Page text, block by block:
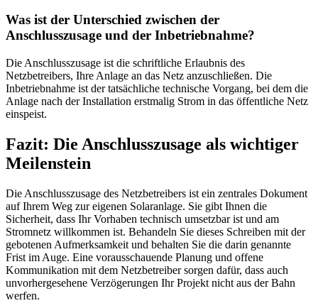
Was ist der Unterschied zwischen der
Anschlusszusage und der Inbetriebnahme?
Die Anschlusszusage ist die schriftliche Erlaubnis des
Netzbetreibers, Ihre Anlage an das Netz anzuschließen. Die
Inbetriebnahme ist der tatsächliche technische Vorgang, bei dem die
Anlage nach der Installation erstmalig Strom in das öffentliche Netz
einspeist.
Fazit: Die Anschlusszusage als wichtiger
Meilenstein
Die Anschlusszusage des Netzbetreibers ist ein zentrales Dokument
auf Ihrem Weg zur eigenen Solaranlage. Sie gibt Ihnen die
Sicherheit, dass Ihr Vorhaben technisch umsetzbar ist und am
Stromnetz willkommen ist. Behandeln Sie dieses Schreiben mit der
gebotenen Aufmerksamkeit und behalten Sie die darin genannte
Frist im Auge. Eine vorausschauende Planung und offene
Kommunikation mit dem Netzbetreiber sorgen dafür, dass auch
unvorhergesehene Verzögerungen Ihr Projekt nicht aus der Bahn
werfen.